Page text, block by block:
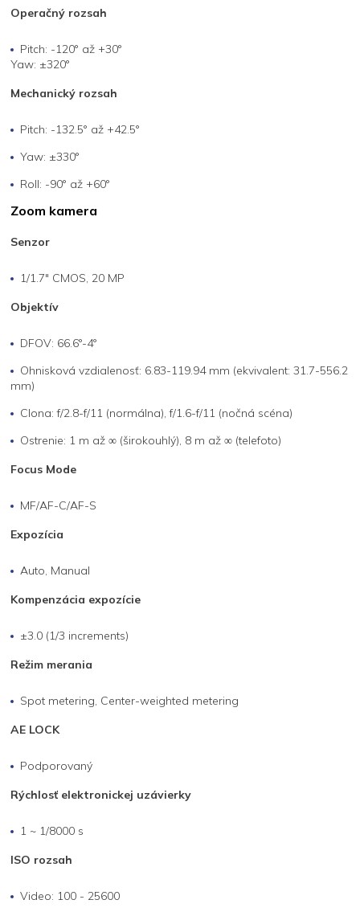
Operačný rozsah
Pitch: -120° až +30°
Yaw: ±320°
Mechanický rozsah
Pitch: -132.5° až +42.5°
Yaw: ±330°
Roll: -90° až +60°
Zoom kamera
Senzor
1/1.7" CMOS, 20 MP
Objektív
DFOV: 66.6°-4°
Ohnisková vzdialenosť: 6.83-119.94 mm (ekvivalent: 31.7-556.2
mm)
Clona: f/2.8-f/11 (normálna), f/1.6-f/11 (nočná scéna)
Ostrenie: 1 m až ∞ (širokouhlý), 8 m až ∞ (telefoto)
Focus Mode
MF/AF-C/AF-S
Expozícia
Auto, Manual
Kompenzácia expozície
±3.0 (1/3 increments)
Režim merania
Spot metering, Center-weighted metering
AE LOCK
Podporovaný
Rýchlosť elektronickej uzávierky
1 ~ 1/8000 s
ISO rozsah
Video: 100 - 25600